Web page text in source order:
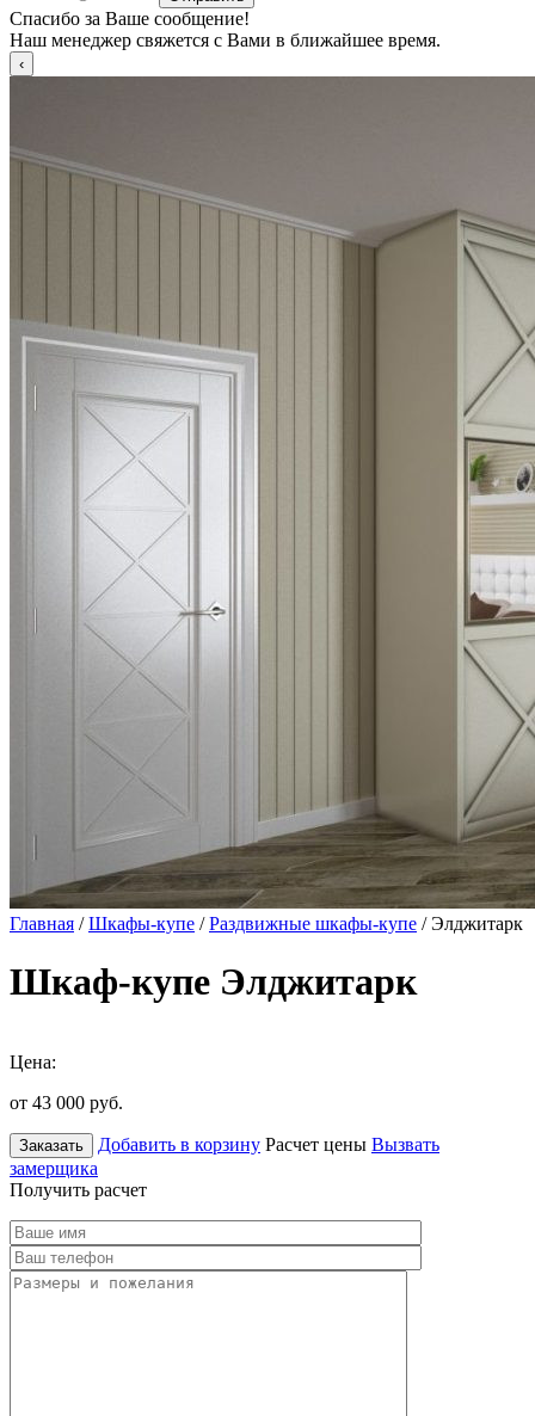
Спасибо за Ваше сообщение!
Наш менеджер свяжется с Вами в ближайшее время.
Главная /Шкафы-купе /Раздвижные шкафы-купе / Элджитарк
Шкаф-купе Элджитарк
Цена:
от 43 000 руб.
Заказать Добавить в корзину Расчет цены Вызвать
замерщика
Получить расчет